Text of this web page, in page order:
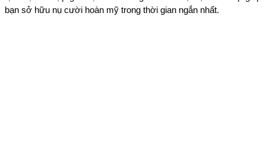
bạn sở hữu nụ cười hoàn mỹ trong thời gian ngắn nhất.